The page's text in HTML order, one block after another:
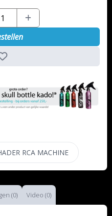
RCA MACHINE
(0) Video (0)